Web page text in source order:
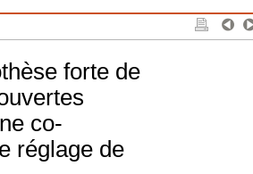
forte de
co-
réglage de